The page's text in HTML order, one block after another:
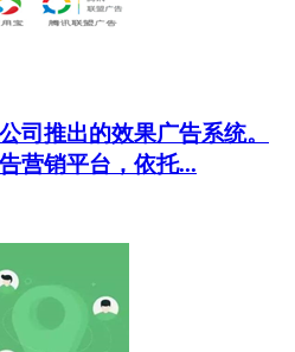
司推出的效果广告系统。
营销平台，依托...